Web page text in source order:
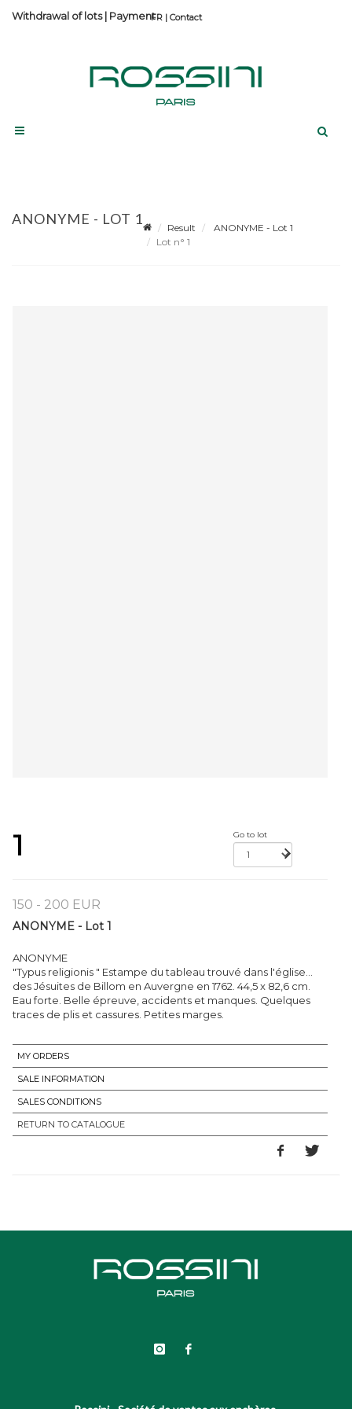
Contact
Withdrawal of lots| Payment
ANONYME - LOT 1
Result
ANONYME - Lot 1
Lot n° 1
1 Go to lot
150 - 200 EUR
ANONYME - Lot 1
ANONYME
"Typus religionis " Estampe du tableau trouvé dans l'église...
des Jésuites de Billom en Auvergne en 1762. 44,5 x 82,6 cm.
Eau forte. Belle épreuve, accidents et manques. Quelques
traces de plis et cassures. Petites marges.
MY ORDERS
SALE INFORMATION
SALES CONDITIONS
RETURN TO CATALOGUE